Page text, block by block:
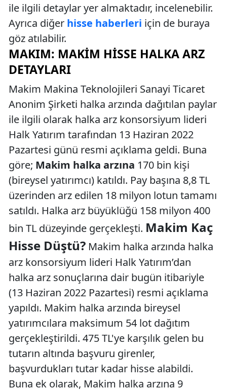
ile ilgili detaylar yer almaktadır, incelenebilir.
Ayrıca diğer hisse haberleri için de buraya
göz atılabilir.
MAKIM: MAKIM HISSE HALKA ARZ
DETAYLARI
Makim Makina Teknolojileri Sanayi Ticaret
Anonim Şirketi halka arzında dağıtılan paylar
ile ilgili olarak halka arz konsorsiyum lideri
Halk Yatırım tarafından 13 Haziran 2022
Pazartesi günü resmi açıklama geldi. Buna
göre; Makim halka arzına 170 bin kişi
(bireysel yatırımcı) katıldı. Pay başına 8,8 TL
üzerinden arz edilen 18 milyon lotun tamamı
satıldı. Halka arz büyüklüğü 158 milyon 400
bin TL düzeyinde gerçekleşti. Makim Kaç
Hisse Düştü? Makim halka arzında halka
arz konsorsiyum lideri Halk Yatırım’dan
halka arz sonuçlarına dair bugün itibariyle
(13 Haziran 2022 Pazartesi) resmi açıklama
yapıldı. Makim halka arzında bireysel
yatırımcılara maksimum 54 lot dağıtım
gerçekleştirildi. 475 TL'ye karşılık gelen bu
tutarın altında başvuru girenler,
başvurdukları tutar kadar hisse alabildi.
Buna ek olarak, Makim halka arzına 9